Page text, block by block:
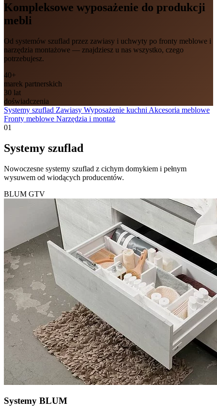
Kompleksowe wyposażenie do produkcji
mebli
Od systemów szuflad przez zawiasy i uchwyty po fronty meblowe i
narzędzia montażowe — znajdziesz u nas wszystko, czego
potrzebujesz.
40+
marek partnerskich
30 lat
doświadczenia
Systemy szuflad Zawiasy Wyposażenie kuchni Akcesoria meblowe
Fronty meblowe Narzędzia i montaż
01
Systemy szuflad
Nowoczesne systemy szuflad z cichym domykiem i pełnym
wysuwem od wiodących producentów.
BLUM GTV
Systemy BLUM